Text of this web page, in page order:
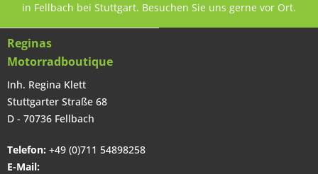
in Fellbach bei Stuttgart. Besuchen Sie uns gerne vor Ort.
Reginas
Motorradboutique
Inh. Regina Klett
Stuttgarter Straße 68
D - 70736 Fellbach
Telefon: +49 (0)711 54898258
E-Mail: